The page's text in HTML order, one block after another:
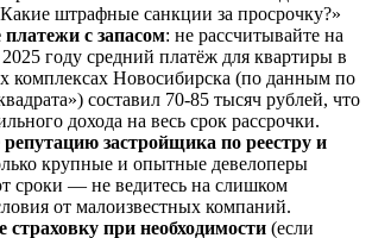
штрафные санкции за просрочку?»
с запасом: не рассчитывайте на
году средний платёж для квартиры в
комплексах Новосибирска (по данным по
составил 70-85 тысяч рублей, что
дохода на весь срок рассрочки.
застройщика по реестру и
крупные и опытные девелоперы
сроки — не ведитесь на слишком
от малоизвестных компаний.
при необходимости (если